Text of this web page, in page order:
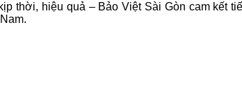
thời, hiệu quả – Bảo Việt Sài Gòn cam kết